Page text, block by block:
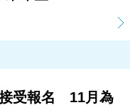
接受報名 11月為